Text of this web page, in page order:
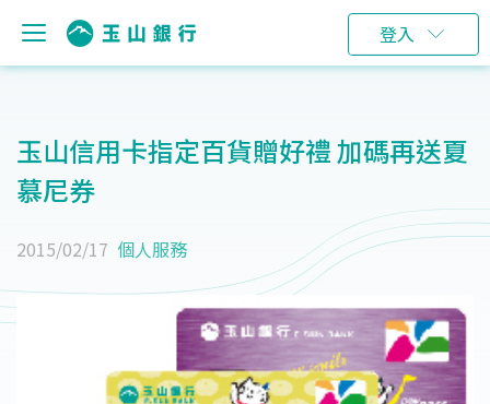
登入
玉山信用卡指定百貨贈好禮 加碼再送夏
慕尼券
2015/02/17 個人服務